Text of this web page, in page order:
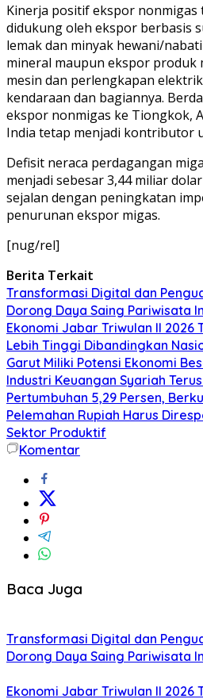
Kinerja positif ekspor
didukung oleh ekspor berbasis
lemak dan minyak hewani/
mineral maupun ekspor
mesin dan perlengkapan
kendaraan dan bagiannya.
ekspor nonmigas ke Tiongkok,
India tetap menjadi kontributor
Defisit neraca perdagangan
menjadi sebesar 3,44 miliar
sejalan dengan peningkatan
penurunan ekspor migas.
[nug/rel]
Berita Terkait
Transformasi Digital dan
Dorong Daya Saing Pariwisata
Ekonomi Jabar Triwulan II 2026
Lebih Tinggi Dibandingkan
Garut Miliki Potensi Ekonomi
Industri Keuangan Syariah
Pertumbuhan 5,29 Persen,
Pelemahan Rupiah Harus
Sektor Produktif
Komentar
Baca Juga
Transformasi Digital dan
Dorong Daya Saing Pariwisata
Ekonomi Jabar Triwulan II 2026